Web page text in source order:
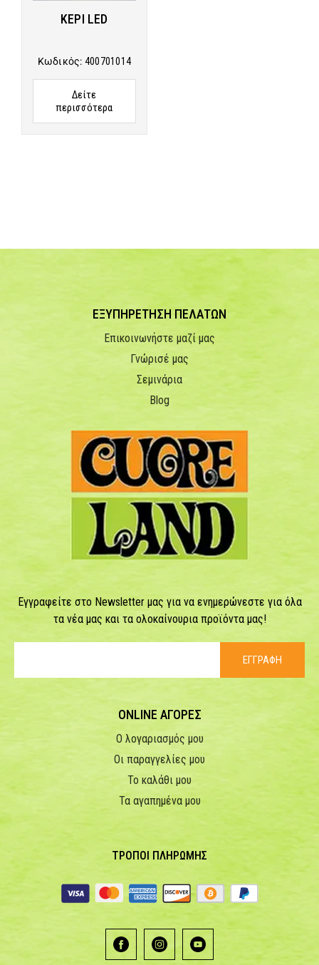
ΚΕΡΙ LED
Κωδικός: 400701014
Δείτε
περισσότερα
ΕΞΥΠΗΡΕΤΗΣΗ ΠΕΛΑΤΩΝ
Επικοινωνήστε μαζί μας
Γνώρισέ μας
Σεμινάρια
Blog
Εγγραφείτε στο Newsletter μας για να ενημερώνεστε για όλα
τα νέα μας και τα ολοκαίνουρια προϊόντα μας!
ΕΓΓΡΑΦΗ
ONLINE ΑΓΟΡΕΣ
Ο λογαριασμός μου
Οι παραγγελίες μου
Το καλάθι μου
Τα αγαπημένα μου
ΤΡΟΠΟΙ ΠΛΗΡΩΜΗΣ